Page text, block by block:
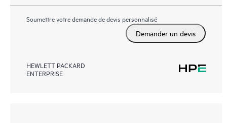
Soumettre votre demande de devis personnalisé
Demander un devis
HEWLETT PACKARD
ENTERPRISE